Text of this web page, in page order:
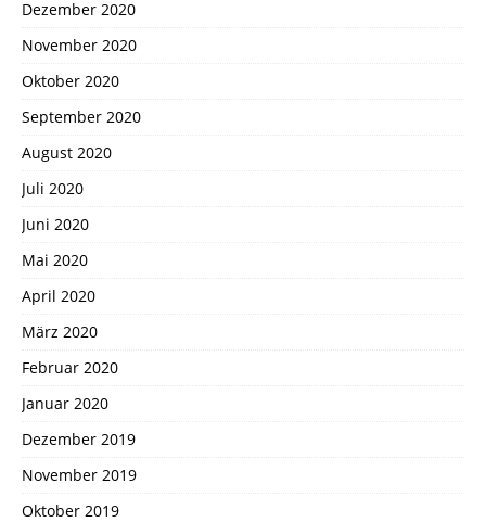
Dezember 2020
November 2020
Oktober 2020
September 2020
August 2020
Juli 2020
Juni 2020
Mai 2020
April 2020
März 2020
Februar 2020
Januar 2020
Dezember 2019
November 2019
Oktober 2019